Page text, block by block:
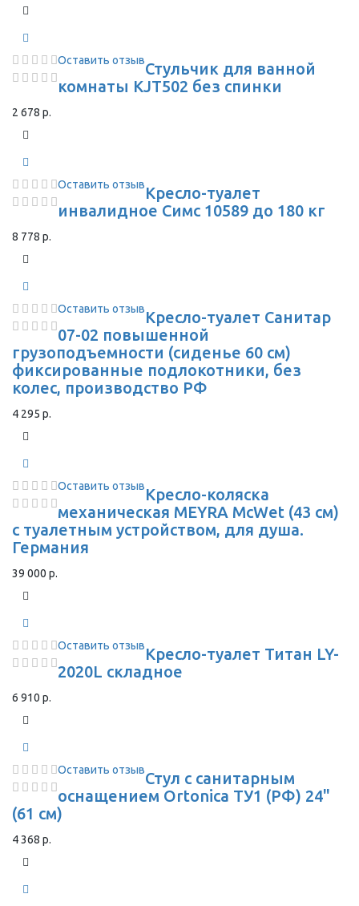
Оставить отзывСтульчик для ванной
комнаты KJT502 без спинки
2 678 р.
Оставить отзывКресло-туалет
инвалидное Симс 10589 до 180 кг
8 778 р.
Оставить отзывКресло-туалет Санитар
07-02 повышенной
грузоподъемности (сиденье 60 см)
фиксированные подлокотники, без
колес, производство РФ
4 295 р.
Оставить отзывКресло-коляска
механическая MEYRA McWet (43 см)
с туалетным устройством, для душа.
Германия
39 000 р.
Оставить отзывКресло-туалет Титан LY-
2020L складное
6 910 р.
Оставить отзывСтул с санитарным
оснащением Ortonica ТУ1 (РФ) 24"
(61 см)
4 368 р.